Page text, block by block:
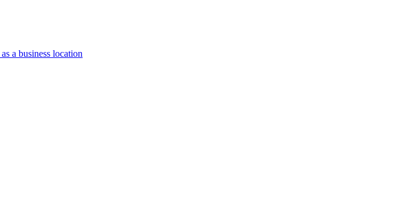
a business location